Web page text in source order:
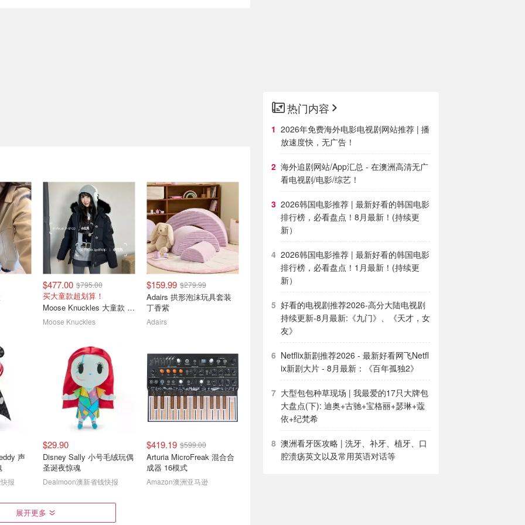
$477.00 $795.00
买大童款超划算！
Moose Knuckles 大童款 派克羽绒服
Moose Knuckles
$159.99 $279.99
Adairs 拱形泡沫玩具套装
丁香紫
Adairs
声
报
$29.90
Disney Sally 小号毛绒玩偶
圣诞夜惊魂
Dealmoon澳新省钱快报
$419.19 $599.00
Arturia MicroFreak 混合合
成器 16模式
Amazon澳洲亚马逊
展开更多
热门内容
2026年免费海外电影电视剧网站推荐 | 播
放速度快，无广告！
海外追剧网站/App汇总 - 在澳洲高清无广
看电视剧/电影/综艺！
2026韩国电影推荐 | 最新好看的韩国电影
排行榜，必看盘点！8月最新！(持续更
新）
2026韩国电影推荐 | 最新好看的韩国电影
排行榜，必看盘点！1月最新！(持续更
新）
好看的电视剧推荐2026-高分大陆电视剧
持续更新-8月最新:《九门》、《天才，女
友》
Netflix新剧推荐2026 - 最新好看网飞Netfl
ix新剧大片 - 8月最新：《​​百年孤独2》
大型包包种草现场 | 我最爱的17只大牌包
大盘点(下): 迪奥+古驰+宝格丽+瑟琳+蔻
依+纪梵希
澳洲看牙医攻略 | 洗牙、补牙、植牙、口
腔溃疡英文以及常用英语对话等